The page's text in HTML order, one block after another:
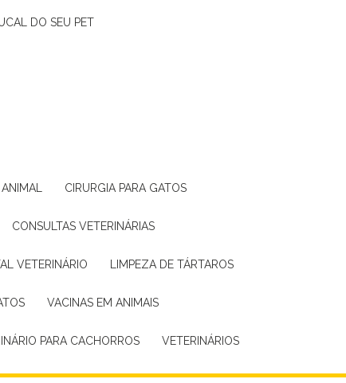
DO SEU PET
ANIMAL CIRURGIA PARA GATOS
CONSULTAS VETERINÁRIAS
VETERINÁRIO LIMPEZA DE TÁRTAROS
VACINAS EM ANIMAIS
PARA CACHORROS VETERINÁRIOS